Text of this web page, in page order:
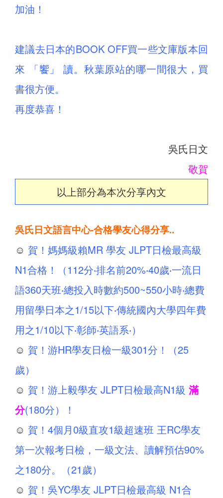
加油！
建議去日本的BOOK OFF買一些文庫版本回
來 「饗」 讀。秋葉原站的哪一間很大，買
書很方便。
再度恭喜！
吳氏日文
敬賀
以上部分為本次分享內文
吳氏日文語言中心-合格學友心得分享..
☺ 賀！媽媽級賴MR 學友 JLPT日檢最高級
N1合格！（112分‧排名前20%‧40歲‧一流日
語360天班‧總投入時數約500~550小時‧總費
用留學日本之1/15以下‧傳統國內大學四年費
用之1/10以下‧彰師‧英語系‧）
☺ 賀！游HR學友日檢一級301分！（25
歲）
☺ 賀！游上毅學友 JLPT日檢最高N1級 滿
分(180分）！
☺ 賀！4個月0級直攻1級超速班 王RC學友
第一次報考日檢，一級文法、讀解預估90%
之180分。（21歲）
☺ 賀！吳YC學友 JLPT日檢最高級 N1合